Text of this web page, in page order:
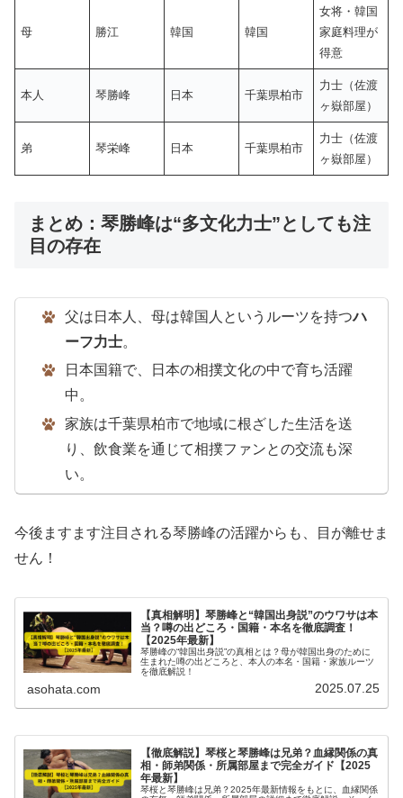
母 勝江 韓国 韓国
女将・韓国
家庭料理が
得意
本人 琴勝峰 日本 千葉県柏市
力士（佐渡
ヶ嶽部屋）
弟 琴栄峰 日本 千葉県柏市
力士（佐渡
ヶ嶽部屋）
まとめ：琴勝峰は“多文化力士”としても注
目の存在
父は日本人、母は韓国人というルーツを持つハ
ーフ力士。
日本国籍で、日本の相撲文化の中で育ち活躍
中。
家族は千葉県柏市で地域に根ざした生活を送
り、飲食業を通じて相撲ファンとの交流も深
い。
今後ますます注目される琴勝峰の活躍からも、目が離せま
せん！
【真相解明】琴勝峰と“韓国出身説”のウワサは本
当？噂の出どころ・国籍・本名を徹底調査！
【2025年最新】
琴勝峰の“韓国出身説”の真相とは？母が韓国出身のために
生まれた噂の出どころと、本人の本名・国籍・家族ルーツ
を徹底解説！
asohata.com 2025.07.25
【徹底解説】琴桜と琴勝峰は兄弟？血縁関係の真
相・師弟関係・所属部屋まで完全ガイド【2025
年最新】
琴桜と琴勝峰は兄弟？2025年最新情報をもとに、血縁関係